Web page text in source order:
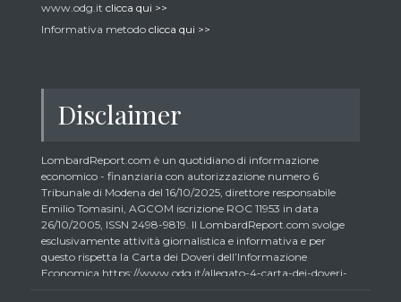
www.odg.it clicca qui >>
Informativa metodo clicca qui >>
Disclaimer
LombardReport.com è un quotidiano di informazione
economico - finanziaria con autorizzazione numero 6
Tribunale di Modena del 16/10/2025, direttore responsabile
Emilio Tomasini, AGCOM iscrizione ROC 11953 in data
26/10/2005, ISSN 2498-9819. Il LombardReport.com svolge
esclusivamente attività giornalistica e informativa e per
questo rispetta la Carta dei Doveri dell’Informazione
Economica https://www.odg.it/allegato-4-carta-dei-doveri-